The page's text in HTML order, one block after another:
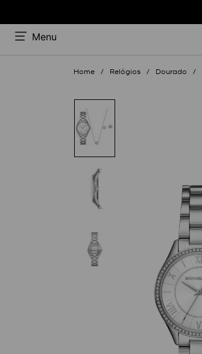
Menu
Relógios Dourado